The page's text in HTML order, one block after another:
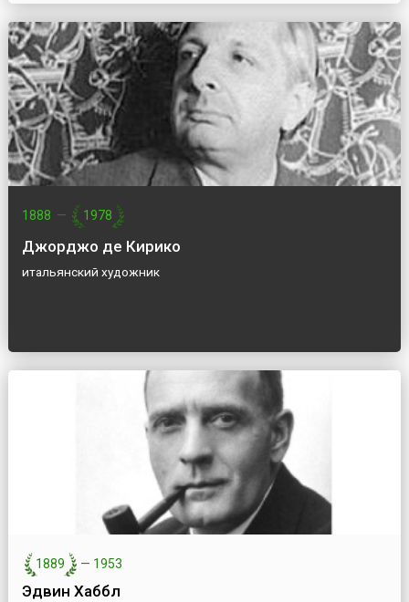
1888 — 1978
Джорджо де Кирико
итальянский художник
1889 — 1953
Эдвин Хаббл